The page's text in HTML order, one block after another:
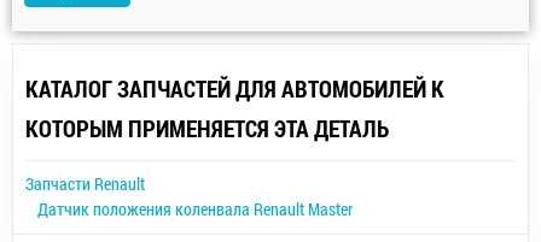
КАТАЛОГ ЗАПЧАСТЕЙ ДЛЯ АВТОМОБИЛЕЙ К
КОТОРЫМ ПРИМЕНЯЕТСЯ ЭТА ДЕТАЛЬ
Запчасти Renault
Датчик положения коленвала Renault Master